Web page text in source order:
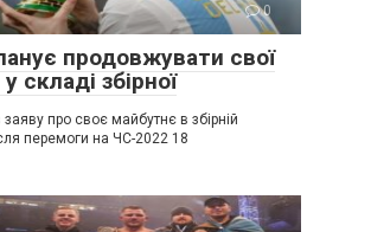
0
продовжувати свої
складі збірної
про своє майбутнє в збірній
перемоги на ЧС-2022 18